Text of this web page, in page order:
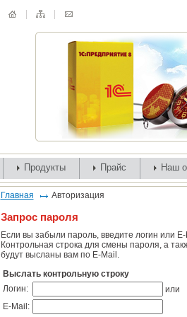
Продукты Прайс Наш
Главная Авторизация
Запрос пароля
Если вы забыли пароль, введите логин или
Контрольная строка для смены пароля, а
будут высланы вам по E-Mail.
Выслать контрольную строку
Логин:
или
E-Mail: